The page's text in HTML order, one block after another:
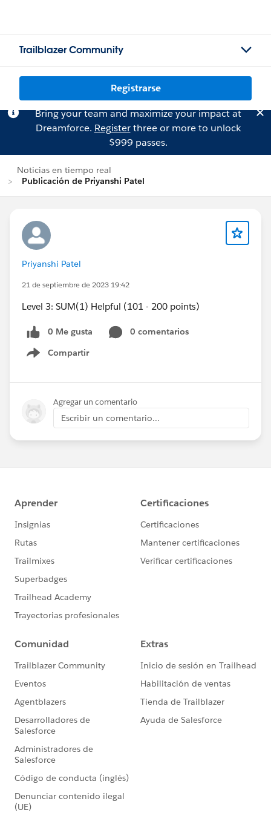
Trailblazer Community
Registrarse
Bring your team and maximize your impact at
Dreamforce. Registerthree or more to unlock
$999 passes.
Noticias en tiempo real
Publicación de Priyanshi Patel
Priyanshi Patel
21 de septiembre de 2023 19:42
Level 3: SUM(1) Helpful (101 - 200 points)
0 Me gusta
0 comentarios
Compartir
Show menu
Agregar un comentario
Escribir un comentario...